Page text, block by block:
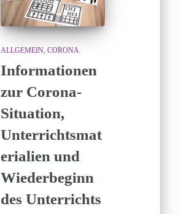
ALLGEMEIN CORONA
Informationen
zur Corona-
Situation,
Unterrichtsmat
erialien und
Wiederbeginn
des Unterrichts